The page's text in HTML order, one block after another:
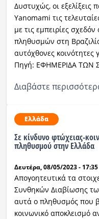
Δυστυχώς, οι
Yanomami τις
με τις εμπειρίες
πληθυσμών στη
αυτόχθονες κοινότητες
Πηγή: ΕΦΗΜΕΡΙΔΑ ΤΩΝ
Διαβάστε
Ελλάδα
Σε κίνδυνο φτώχειας-
πληθυσμού στην Ελλάδα
Δευτέρα, 08/05/2023 - 17:35
Απογοητευτικά τα
Συνθηκών Διαβίωσης
αυτά o πληθυσμός που
κοινωνικό αποκλεισμό